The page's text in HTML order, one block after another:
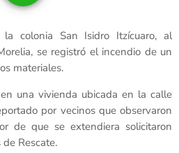
colonia San Isidro Itzícuaro, al
se registró el incendio de un
materiales.
una vivienda ubicada en la calle
por vecinos que observaron
de que se extendiera solicitaron
Rescate.